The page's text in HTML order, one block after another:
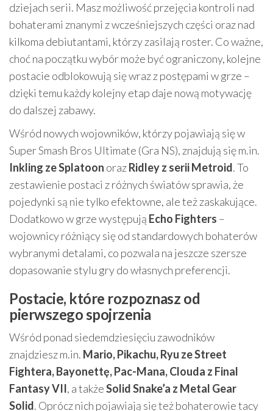
dziejach serii. Masz możliwość przejęcia kontroli nad
bohaterami znanymi z wcześniejszych części oraz nad
kilkoma debiutantami, którzy zasilają roster. Co ważne,
choć na początku wybór może być ograniczony, kolejne
postacie odblokowują się wraz z postępami w grze –
dzięki temu każdy kolejny etap daje nową motywację
do dalszej zabawy.
Wśród nowych wojowników, którzy pojawiają się w
Super Smash Bros Ultimate (Gra NS), znajdują się m.in.
Inkling ze Splatoon orazRidley z serii Metroid. To
zestawienie postaci z różnych światów sprawia, że
pojedynki są nie tylko efektowne, ale też zaskakujące.
Dodatkowo w grze występują Echo Fighters –
wojownicy różniący się od standardowych bohaterów
wybranymi detalami, co pozwala na jeszcze szersze
dopasowanie stylu gry do własnych preferencji.
Postacie, które rozpoznasz od
pierwszego spojrzenia
Wśród ponad siedemdziesięciu zawodników
znajdziesz m.in. Mario, Pikachu, Ryu ze Street
Fightera, Bayonettę, Pac-Mana, Clouda z Final
Fantasy VII, a takżeSolid Snake’a z Metal Gear
Solid. Oprócz nich pojawiają się też bohaterowie tacy